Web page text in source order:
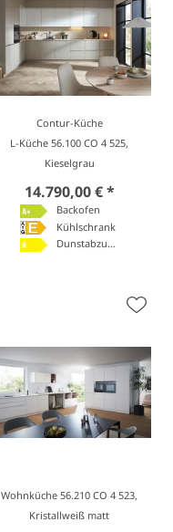
Contur-Küche
L-Küche 56.100 CO 4 525,
Kieselgrau
14.790,00 € *
Backofen
Kühlschrank
Dunstabzugshaube
Wohnküche 56.210 CO 4 523,
Kristallweiß matt